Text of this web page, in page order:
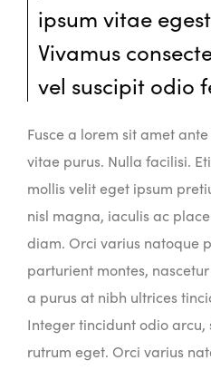
ipsum vitae
Vivamus
vel suscipit odio
Fusce a lorem sit amet
vitae purus. Nulla facilisi.
mollis velit eget ipsum
nisl magna, iaculis ac
diam. Orci varius natoque
parturient montes,
a purus at nibh ultrices
Integer tincidunt odio arcu,
rutrum eget. Orci varius